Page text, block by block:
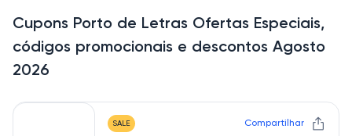
Cupons Porto de Letras Ofertas Especiais,
códigos promocionais e descontos Agosto
2026
SALE Compartilhar